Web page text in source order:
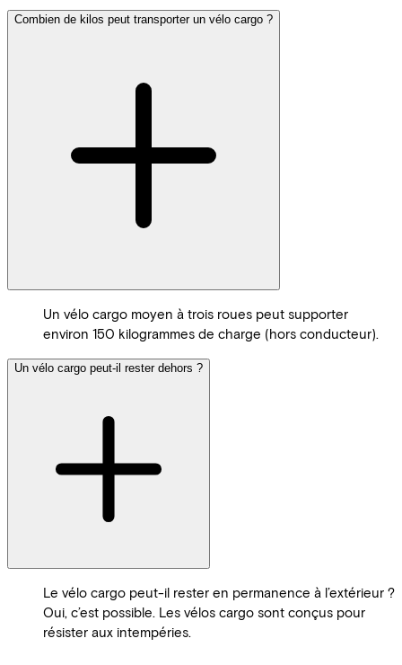
Combien de kilos peut transporter un vélo cargo ?
Un vélo cargo moyen à trois roues peut supporter
environ 150 kilogrammes de charge (hors conducteur).
Un vélo cargo peut-il rester dehors ?
Le vélo cargo peut-il rester en permanence à l’extérieur ?
Oui, c’est possible. Les vélos cargo sont conçus pour
résister aux intempéries.